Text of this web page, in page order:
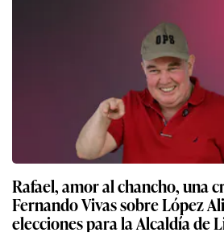
Rafael, amor al chancho, una
Fernando Vivas sobre López
elecciones para la Alcaldía de